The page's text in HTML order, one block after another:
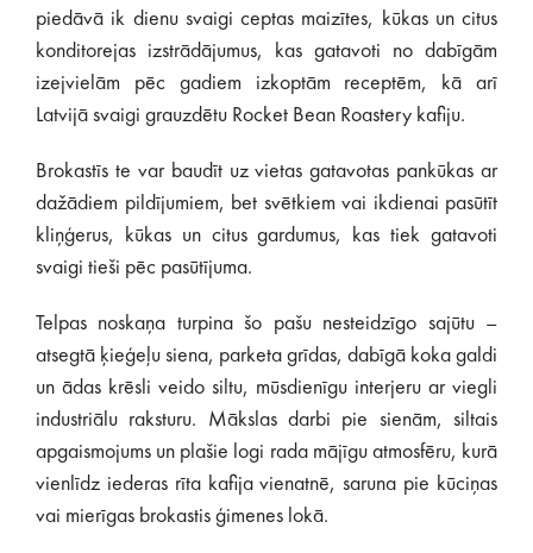
piedāvā ik dienu svaigi ceptas maizītes, kūkas un citus
konditorejas izstrādājumus, kas gatavoti no dabīgām
izejvielām pēc gadiem izkoptām receptēm, kā arī
Latvijā svaigi grauzdētu Rocket Bean Roastery kafiju.
Brokastīs te var baudīt uz vietas gatavotas pankūkas ar
dažādiem pildījumiem, bet svētkiem vai ikdienai pasūtīt
kliņģerus, kūkas un citus gardumus, kas tiek gatavoti
svaigi tieši pēc pasūtījuma.
Telpas noskaņa turpina šo pašu nesteidzīgo sajūtu –
atsegtā ķieģeļu siena, parketa grīdas, dabīgā koka galdi
un ādas krēsli veido siltu, mūsdienīgu interjeru ar viegli
industriālu raksturu. Mākslas darbi pie sienām, siltais
apgaismojums un plašie logi rada mājīgu atmosfēru, kurā
vienlīdz iederas rīta kafija vienatnē, saruna pie kūciņas
vai mierīgas brokastis ģimenes lokā.